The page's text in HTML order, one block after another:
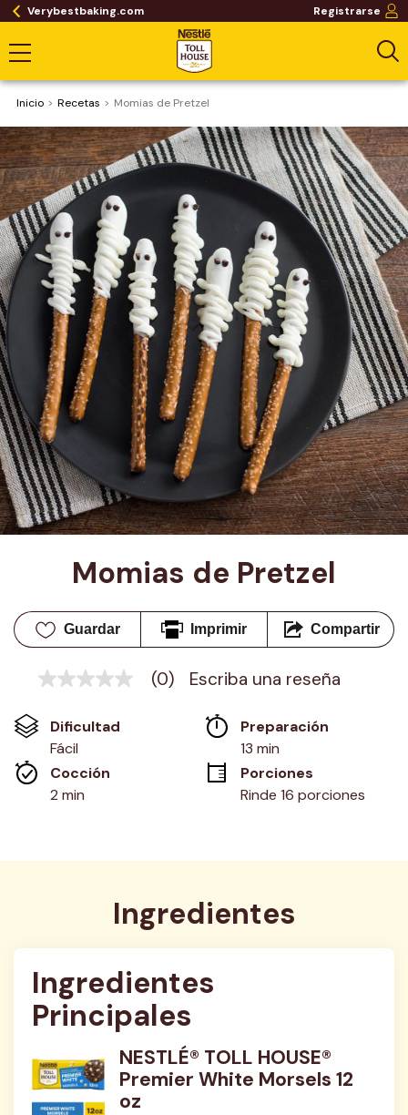
Verybestbaking.com Registrarse
Inicio Recetas Momias de Pretzel
Momias de Pretzel
Guardar Imprimir Compartir
Sin
en
misma
página.
(0) Escriba una reseña
Dificultad
Fácil
Preparación
13 min
Cocción
2 min
Porciones
Rinde 16 porciones
Ingredientes
Ingredientes
Principales
NESTLÉ® TOLL HOUSE®
Premier White Morsels 12
oz